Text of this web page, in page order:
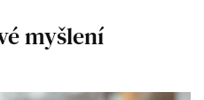
myšlení